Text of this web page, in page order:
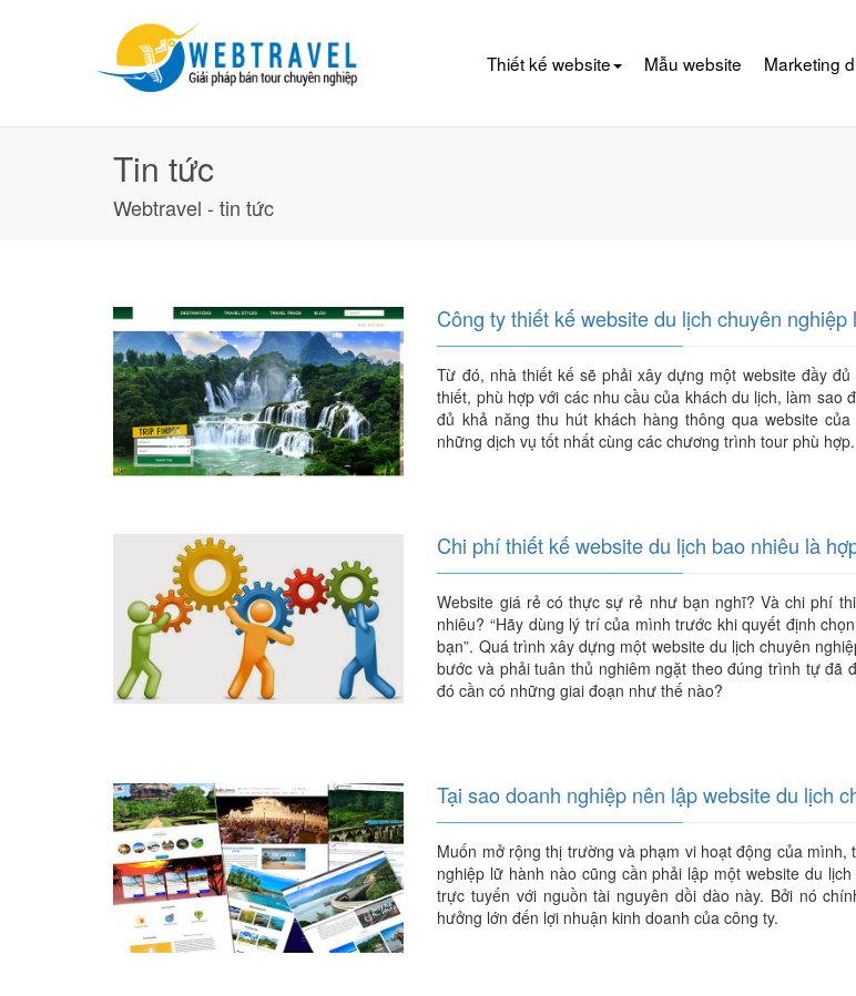
Thiết kế website Mẫu website Marketing
Tin tức
Webtravel - tin tức
Công ty thiết kế website du lịch chuyên nghiệp
Từ đó, nhà thiết kế sẽ phải xây dựng một website đầy
thiết, phù hợp với các nhu cầu của khách du lịch, làm sao
đủ khả năng thu hút khách hàng thông qua website
những dịch vụ tốt nhất cùng các chương trình tour phù hợp.
Chi phí thiết kế website du lịch bao nhiêu là
Website giá rẻ có thực sự rẻ như bạn nghĩ? Và chi phí
nhiêu? “Hãy dùng lý trí của mình trước khi quyết định
bạn”. Quá trình xây dựng một website du lịch chuyên
bước và phải tuân thủ nghiêm ngặt theo đúng trình tự đã
đó cần có những giai đoạn như thế nào?
Tại sao doanh nghiệp nên lập website du lịch
Muốn mở rộng thị trường và phạm vi hoạt động của mình,
nghiệp lữ hành nào cũng cần phải lập một website du
trực tuyến với nguồn tài nguyên dồi dào này. Bởi nó
hưởng lớn đến lợi nhuận kinh doanh của công ty.